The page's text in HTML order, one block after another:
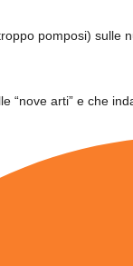
pomposi)
“nove arti” e che